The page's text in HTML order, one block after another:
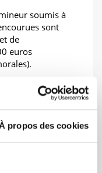
À propos des cookies
soumis à
sont
de
euros